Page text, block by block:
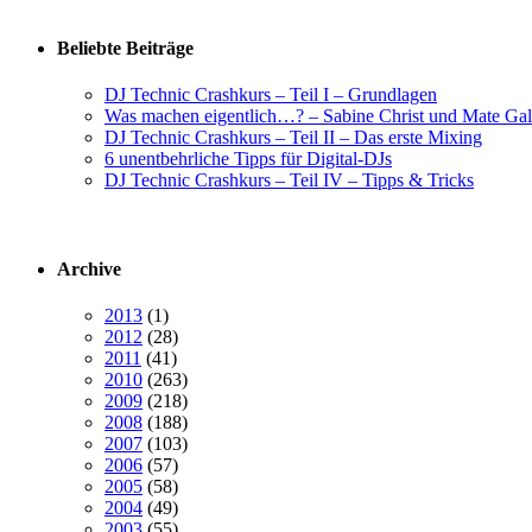
Beliebte Beiträge
DJ Technic Crashkurs – Teil I – Grundlagen
Was machen eigentlich…? – Sabine Christ und Mate
DJ Technic Crashkurs – Teil II – Das erste Mixing
6 unentbehrliche Tipps für Digital-DJs
DJ Technic Crashkurs – Teil IV – Tipps & Tricks
Archive
2013 (1)
2012 (28)
2011 (41)
2010 (263)
2009 (218)
2008 (188)
2007 (103)
2006 (57)
2005 (58)
2004 (49)